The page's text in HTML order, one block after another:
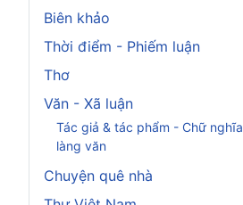
Biên khảo
Thời điểm - Phiếm luận
Thơ
Văn - Xã luận
Tác giả & tác phẩm - Chữ nghĩa
làng văn
Chuyện quê nhà